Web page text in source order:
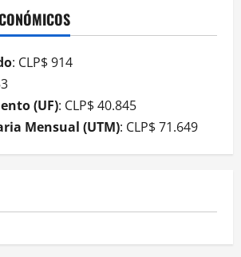
: CLP$ 914
(UF): CLP$ 40.845
Mensual (UTM): CLP$ 71.649